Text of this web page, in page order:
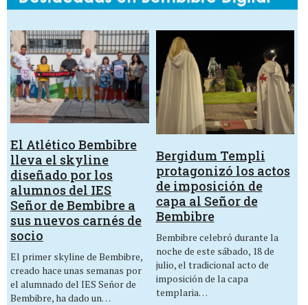
El Atlético Bembibre
lleva el skyline
diseñado por los
alumnos del IES
Señor de Bembibre a
sus nuevos carnés de
socio
El primer skyline de Bembibre,
creado hace unas semanas por
el alumnado del IES Señor de
Bembibre, ha dado un…
Bergidum Templi
protagonizó los actos
de imposición de
capa al Señor de
Bembibre
Bembibre celebró durante la
noche de este sábado, 18 de
julio, el tradicional acto de
imposición de la capa
templaria…